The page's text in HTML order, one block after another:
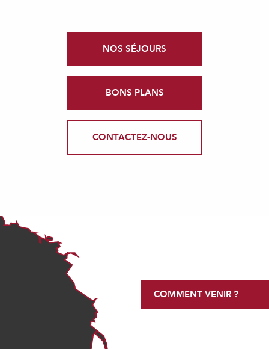
NOS SÉJOURS
BONS PLANS
CONTACTEZ-NOUS
COMMENT VENIR ?